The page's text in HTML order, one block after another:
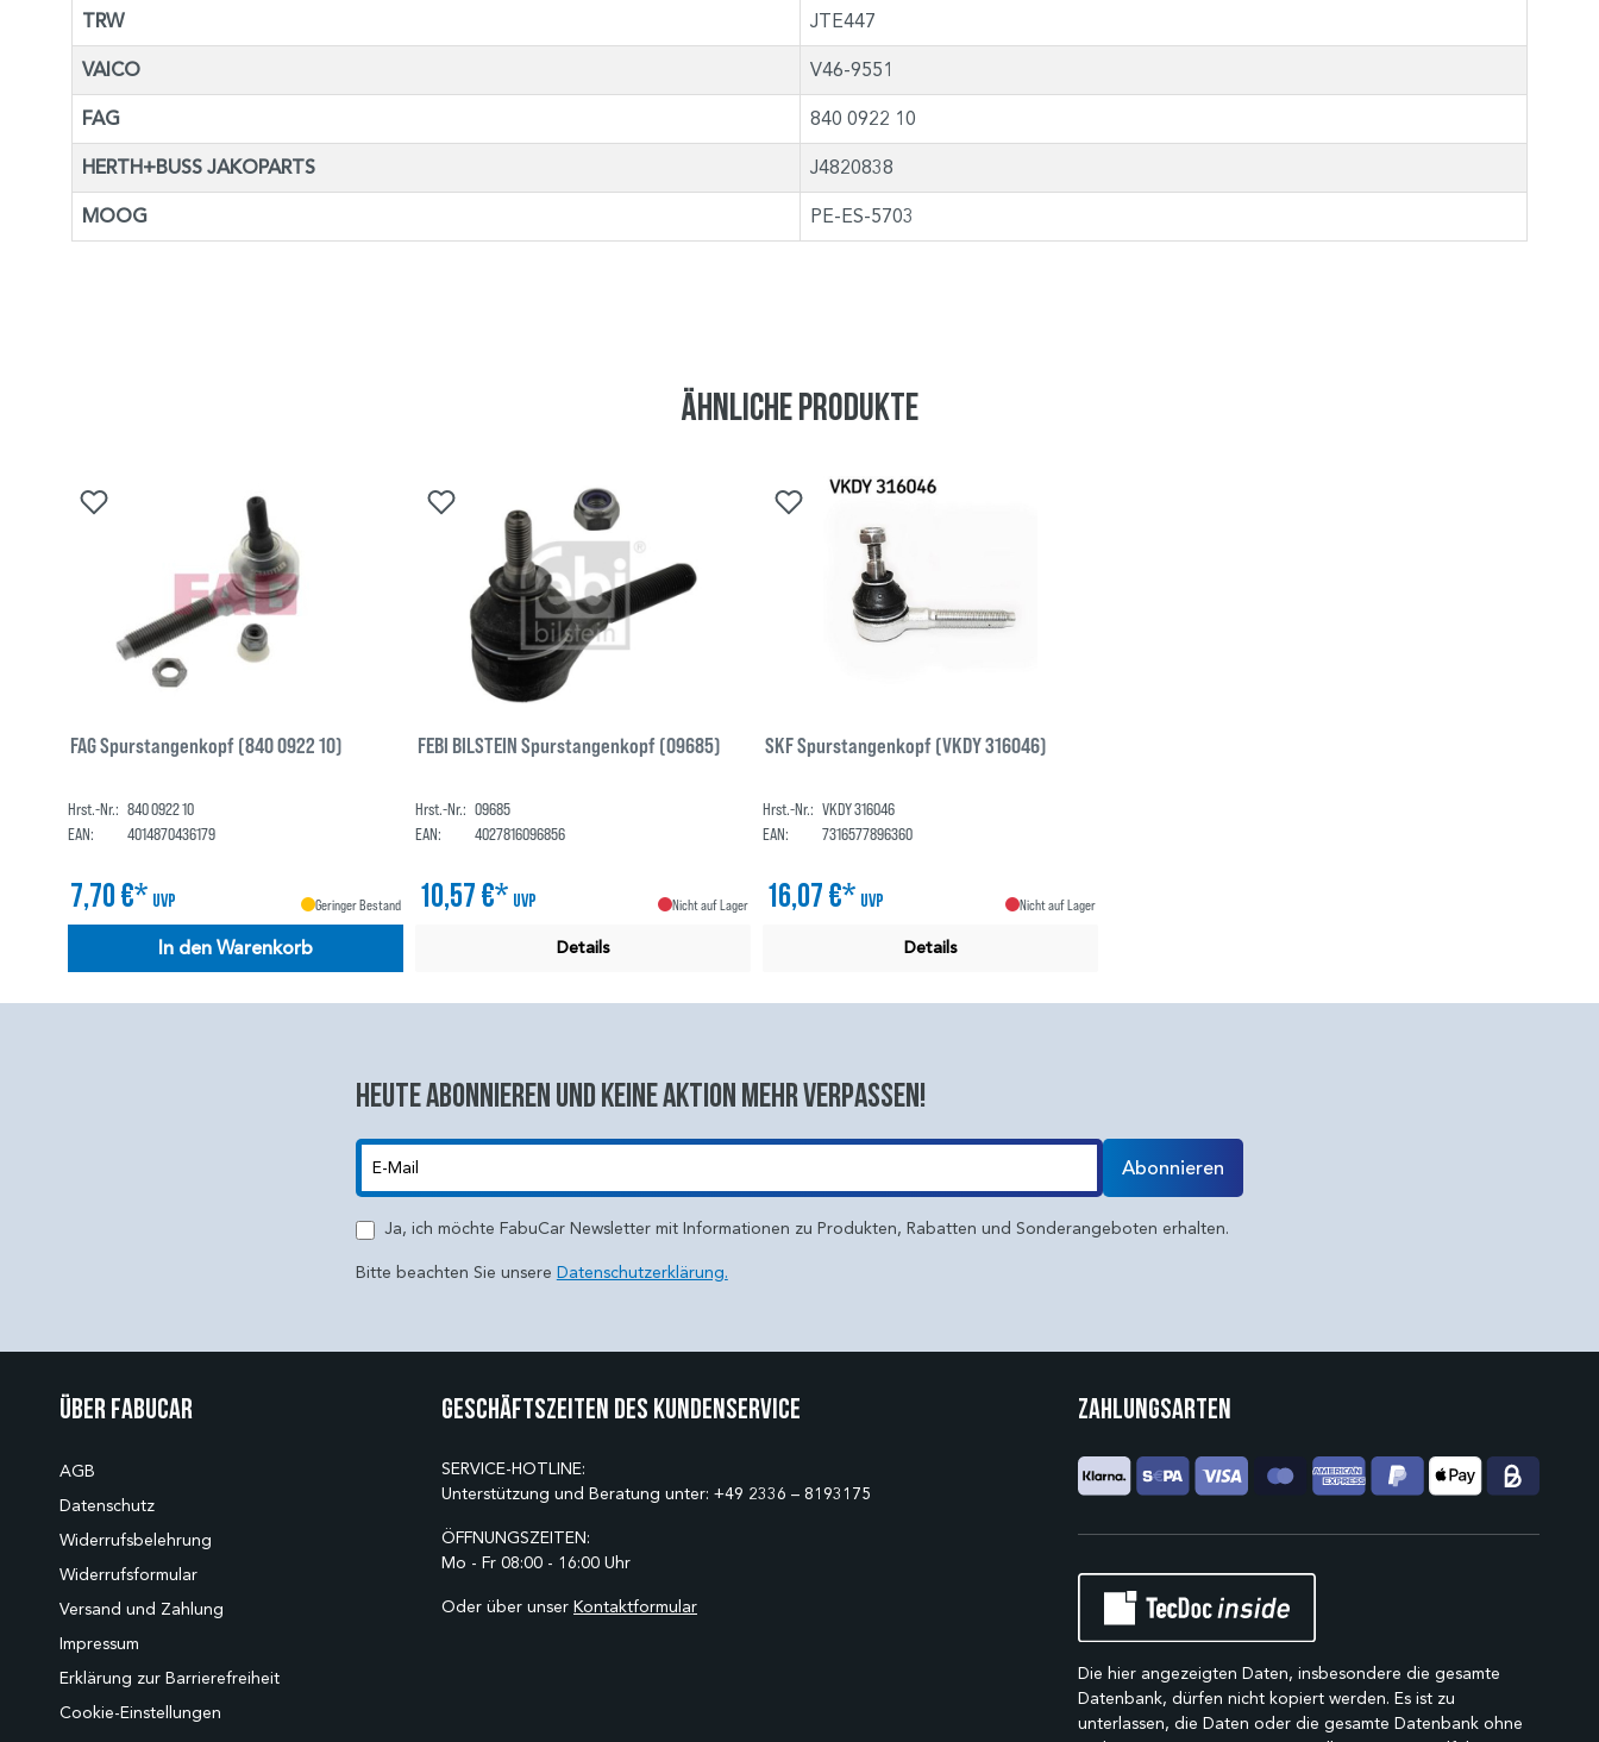
TRW JTE447
VAICO V46-9551
FAG 840 0922 10
HERTH+BUSS JAKOPARTS J4820838
MOOG PE-ES-5703
Ähnliche Produkte
FAG Spurstangenkopf (840 0922 10)
Hrst.-Nr.: 840 0922 10
EAN:
4014870436179
7,70 €* UVP Geringer Bestand
In den Warenkorb
FEBI BILSTEIN Spurstangenkopf (09685)
Hrst.-Nr.: 09685
EAN:
4027816096856
10,57 €* UVP Nicht auf Lager
Details
SKF Spurstangenkopf (VKDY 316046)
Hrst.-Nr.: VKDY 316046
EAN:
7316577896360
16,07 €* UVP Nicht auf Lager
Details
Heute abonnieren und keine aktion mehr verpassen!
Abonnieren
Ja, ich möchte FabuCar Newsletter mit Informationen zu Produkten, Rabatten und Sonderangeboten erhalten.
Bitte beachten Sie unsere Datenschutzerklärung.
Über Fabucar
AGB
Datenschutz
Widerrufsbelehrung
Widerrufsformular
Versand und Zahlung
Impressum
Erklärung zur Barrierefreiheit
Cookie-Einstellungen
Geschäftszeiten des Kundenservice
SERVICE-HOTLINE:
Unterstützung und Beratung unter: +49 2336 – 8193175
ÖFFNUNGSZEITEN:
Mo - Fr 08:00 - 16:00 Uhr
Oder über unser Kontaktformular
Zahlungsarten
Die hier angezeigten Daten, insbesondere die gesamte
Datenbank, dürfen nicht kopiert werden. Es ist zu
unterlassen, die Daten oder die gesamte Datenbank ohne